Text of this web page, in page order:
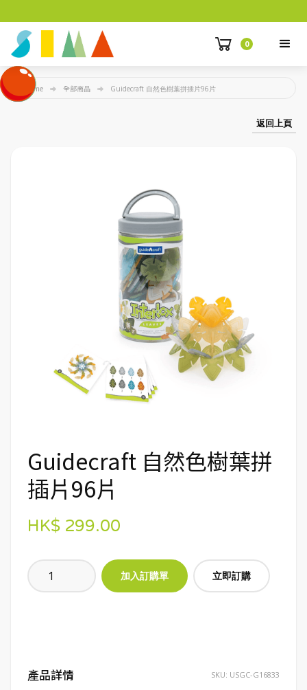
0
Home 全部商品 Guidecraft 自然色樹葉拼插片96片
返回上頁
Guidecraft 自然色樹葉拼
插片96片
HK$ 299.00
立即訂購
產品詳情 SKU: USGC-G16833